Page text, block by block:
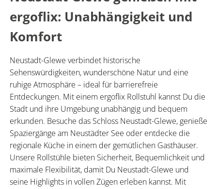
ergoflix: Unabhängigkeit und
Komfort
Neustadt-Glewe verbindet historische
Sehenswürdigkeiten, wunderschöne Natur und eine
ruhige Atmosphäre – ideal für barrierefreie
Entdeckungen. Mit einem ergoflix Rollstuhl kannst Du die
Stadt und ihre Umgebung unabhängig und bequem
erkunden. Besuche das Schloss Neustadt-Glewe, genieße
Spaziergänge am Neustädter See oder entdecke die
regionale Küche in einem der gemütlichen Gasthäuser.
Unsere Rollstühle bieten Sicherheit, Bequemlichkeit und
maximale Flexibilität, damit Du Neustadt-Glewe und
seine Highlights in vollen Zügen erleben kannst. Mit